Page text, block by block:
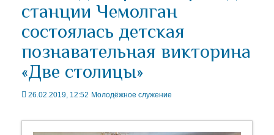
станции Чемолган
состоялась детская
познавательная викторина
«Две столицы»
26.02.2019, 12:52 Молодёжное служение